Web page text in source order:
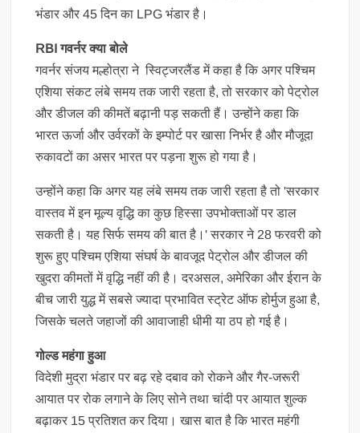
भंडार और 45 दिन का LPG भंडार है।
RBI गवर्नर क्या बोले
गवर्नर संजय मल्होत्रा ​​ने स्विट्जरलैंड में कहा है कि अगर पश्चिम
एशिया संकट लंबे समय तक जारी रहता है, तो सरकार को पेट्रोल
और डीजल की कीमतें बढ़ानी पड़ सकती हैं। उन्होंने कहा कि
भारत ऊर्जा और उर्वरकों के इम्पोर्ट पर खासा निर्भर है और मौजूदा
रुकावटों का असर भारत पर पड़ना शुरू हो गया है।
उन्होंने कहा कि अगर यह लंबे समय तक जारी रहता है तो 'सरकार
वास्तव में इन मूल्य वृद्धि का कुछ हिस्सा उपभोक्ताओं पर डाल
सकती है। यह सिर्फ समय की बात है।' सरकार ने 28 फरवरी को
शुरू हुए पश्चिम एशिया संघर्ष के बावजूद पेट्रोल और डीजल की
खुदरा कीमतों में वृद्धि नहीं की है। दरअसल, अमेरिका और ईरान के
बीच जारी युद्ध में सबसे ज्यादा प्रभावित स्ट्रेट ऑफ होर्मुज हुआ है,
जिसके चलते जहाजों की आवाजाही धीमी या ठप हो गई है।
गोल्ड महंगा हुआ
विदेशी मुद्रा भंडार पर बढ़ रहे दबाव को रोकने और गैर-जरूरी
आयात पर रोक लगाने के लिए सोने तथा चांदी पर आयात शुल्क
बढ़ाकर 15 प्रतिशत कर दिया। खास बात है कि भारत महंगी